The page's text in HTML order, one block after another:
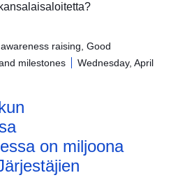
raising, Good
milestones
Wednesday, April
on miljoona